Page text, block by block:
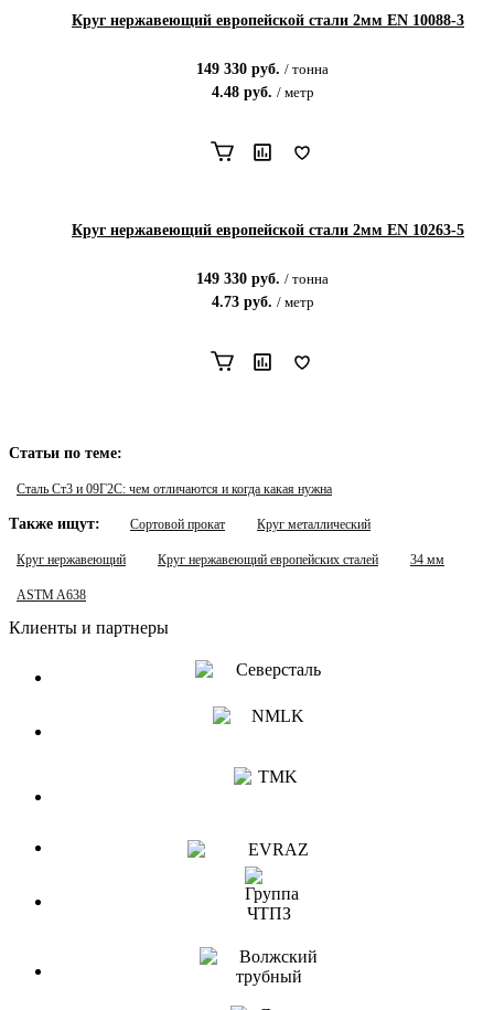
Круг нержавеющий европейской стали 2мм EN 10088-3
149 330 руб. / тонна
4.48руб. / метр
Круг нержавеющий европейской стали 2мм EN 10263-5
149 330 руб. / тонна
4.73руб. / метр
Статьи по теме:
Сталь Ст3 и 09Г2С: чем отличаются и когда какая нужна
Также ищут: Сортовой прокат Круг металлический
Круг нержавеющий Круг нержавеющий европейских сталей 34 мм
ASTM A638
Клиенты и партнеры